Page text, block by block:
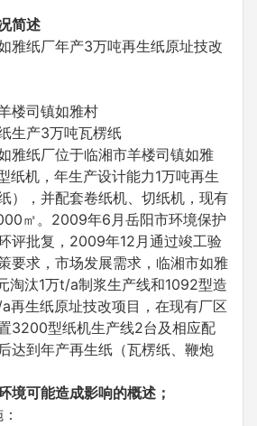
简述
雅纸厂年产3万吨再生纸原址技改
楼司镇如雅村
生产3万吨瓦楞纸
雅纸厂位于临湘市羊楼司镇如雅
纸机，年生产设计能力1万吨再生
），并配套卷纸机、切纸机，现有
㎡。2009年6月岳阳市环境保护
评批复，2009年12月通过竣工验
要求，市场发展需求，临湘市如雅
淘汰1万t/a制浆生产线和1092型造
再生纸原址技改项目，在现有厂区
3200型纸机生产线2台及相应配
达到年产再生纸（瓦楞纸、鞭炮
境可能造成影响的概述；